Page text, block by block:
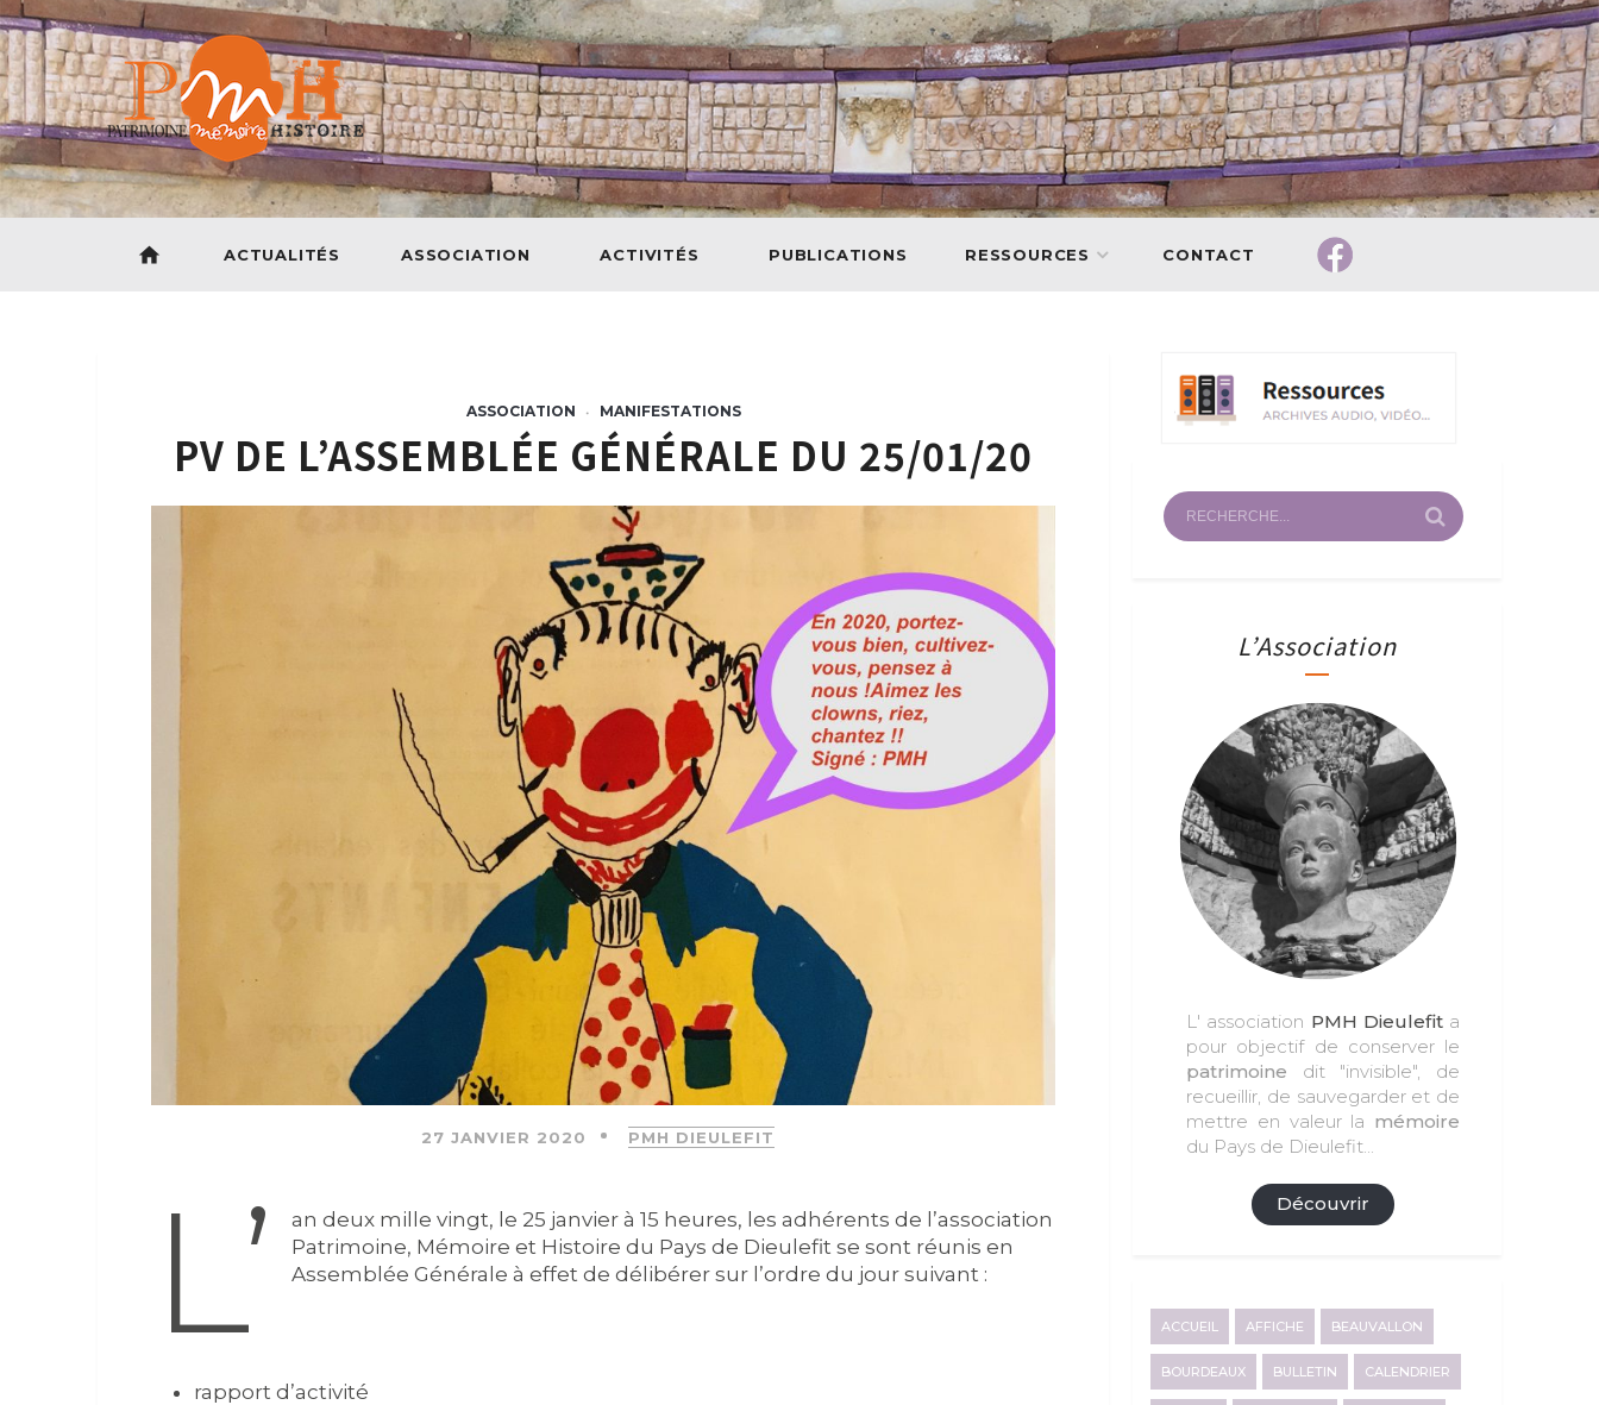
home ACTUALITÉS ASSOCIATION ACTIVITÉS PUBLICATIONS RESSOURCES CONTACT
ASSOCIATION • MANIFESTATIONS
PV DE L’ASSEMBLÉE GÉNÉRALE DU 25/01/20
27 JANVIER 2020 PMH DIEULEFIT
L’
an deux mille vingt, le 25 janvier à 15 heures, les adhérents de l’association
Patrimoine, Mémoire et Histoire du Pays de Dieulefit se sont réunis en
Assemblée Générale à effet de délibérer sur l’ordre du jour suivant :
rapport d’activité
L’Association
L' association PMH Dieulefita
pour objectif de conserver le
patrimoine dit "invisible", de
recueillir, de sauvegarder et de
mettre en valeur la mémoire
du Pays de Dieulefit...
Découvrir
ACCUEIL AFFICHE BEAUVALLON
BOURDEAUX BULLETIN CALENDRIER